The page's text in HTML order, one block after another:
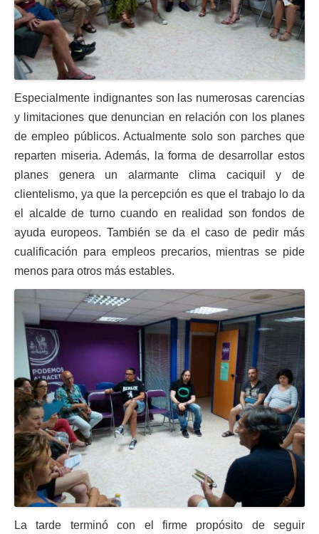
Especialmente indignantes son las numerosas carencias
y limitaciones que denuncian en relación con los planes
de empleo públicos. Actualmente solo son parches que
reparten miseria. Además, la forma de desarrollar estos
planes genera un alarmante clima caciquil y de
clientelismo, ya que la percepción es que el trabajo lo da
el alcalde de turno cuando en realidad son fondos de
ayuda europeos. También se da el caso de pedir más
cualificación para empleos precarios, mientras se pide
menos para otros más estables.
La tarde terminó con el firme propósito de seguir